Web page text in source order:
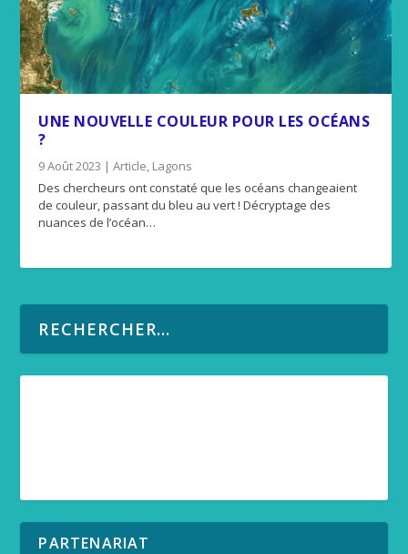
UNE NOUVELLE COULEUR POUR LES OCÉANS
?
9 Août 2023 |Article, Lagons
Des chercheurs ont constaté que les océans changeaient
de couleur, passant du bleu au vert ! Décryptage des
nuances de l’océan…
PARTENARIAT